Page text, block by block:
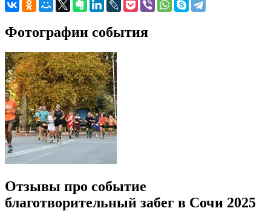
Фотографии события
Отзывы про событие
благотворительный забег в Сочи 2025